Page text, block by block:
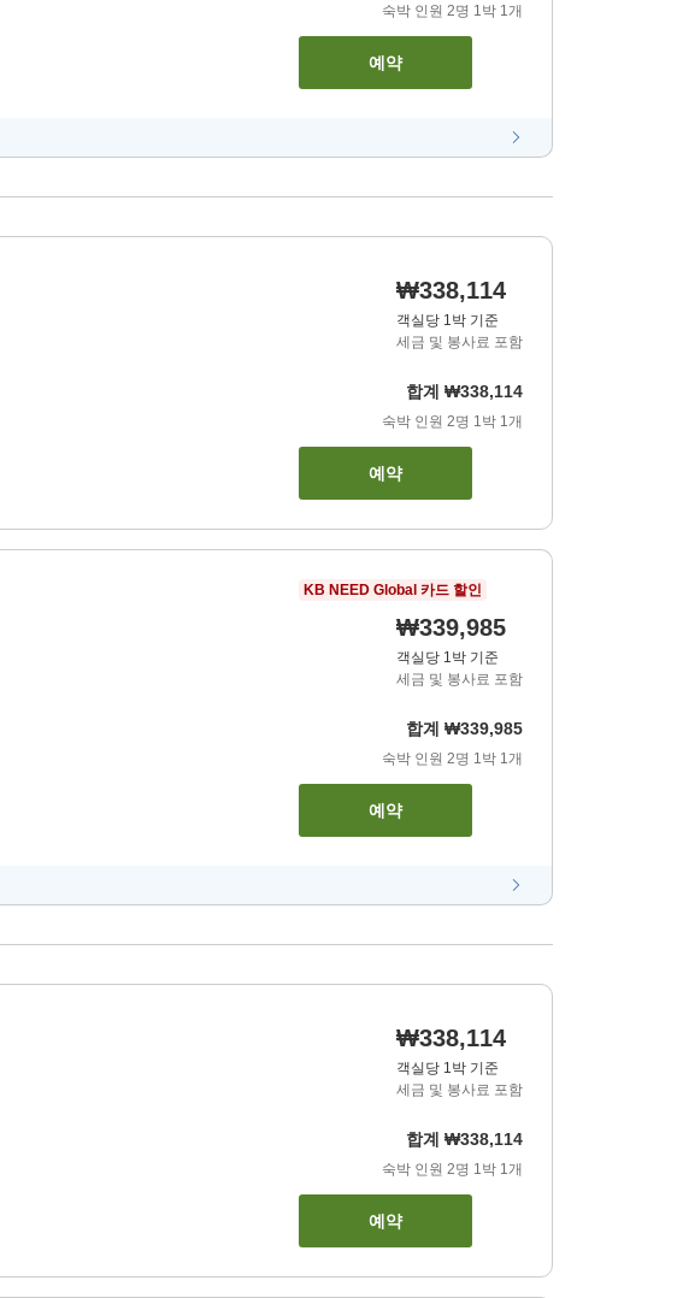
숙박 인원 2명 1박 1개
예약
₩338,114
객실당 1박 기준
세금 및 봉사료 포함
합계 ₩338,114
숙박 인원 2명 1박 1개
예약
KB NEED Global 카드 할인
₩339,985
객실당 1박 기준
세금 및 봉사료 포함
합계 ₩339,985
숙박 인원 2명 1박 1개
예약
₩338,114
객실당 1박 기준
세금 및 봉사료 포함
합계 ₩338,114
숙박 인원 2명 1박 1개
예약